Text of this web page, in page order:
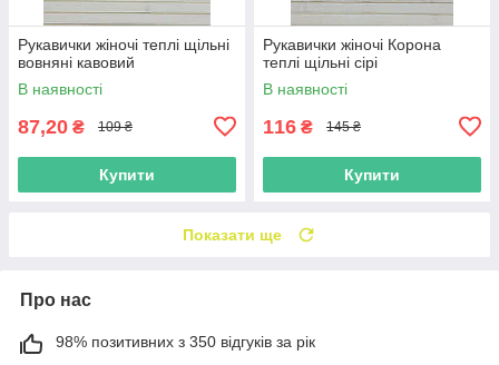
Рукавички жіночі теплі щільні
вовняні кавовий
В наявності
87,20 ₴ 109 ₴
Купити
Рукавички жіночі Корона
теплі щільні сірі
В наявності
116 ₴ 145 ₴
Купити
Показати ще
Про нас
98% позитивних з 350 відгуків за рік